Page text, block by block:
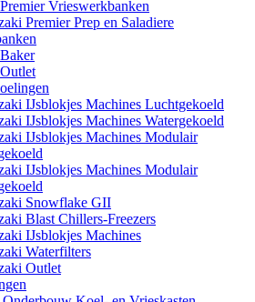
Vrieswerkbanken
Premier Prep en Saladiere
IJsblokjes Machines Luchtgekoeld
IJsblokjes Machines Watergekoeld
IJsblokjes Machines Modulair
IJsblokjes Machines Modulair
Snowflake GII
Blast Chillers-Freezers
IJsblokjes Machines
Waterfilters
Outlet